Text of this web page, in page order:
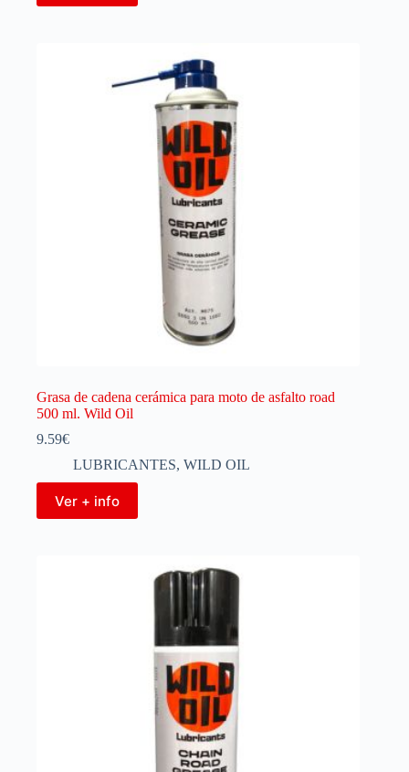
Grasa de cadena cerámica para moto de asfalto road
500 ml. Wild Oil
9.59€
LUBRICANTES, WILD OIL
Ver + info